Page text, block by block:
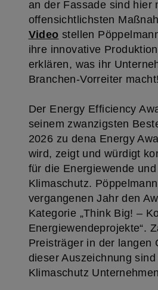
an der Fassade sind hier
offensichtlichsten
Video stellen
ihre innovative
erklären, was ihr
Branchen-Vorreiter macht!
Der Energy Efficiency
seinem zwanzigsten
2026 zu dena Energy
wird, zeigt und würdigt
für die Energiewende und
Klimaschutz.
vergangenen Jahr den
Kategorie „Think Big! –
Energiewendeprojekte“.
Preisträger in der langen
dieser Auszeichnung
Klimaschutz